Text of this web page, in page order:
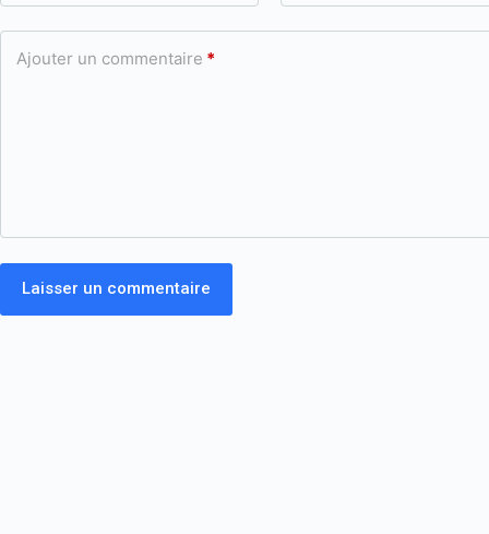
Ajouter un commentaire *
Laisser un commentaire